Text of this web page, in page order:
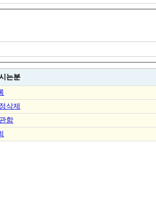
는분
삭제
함